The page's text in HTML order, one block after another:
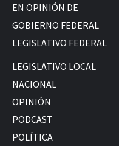
EN OPINIÓN DE
GOBIERNO FEDERAL
LEGISLATIVO FEDERAL
LEGISLATIVO LOCAL
NACIONAL
OPINIÓN
PODCAST
POLÍTICA